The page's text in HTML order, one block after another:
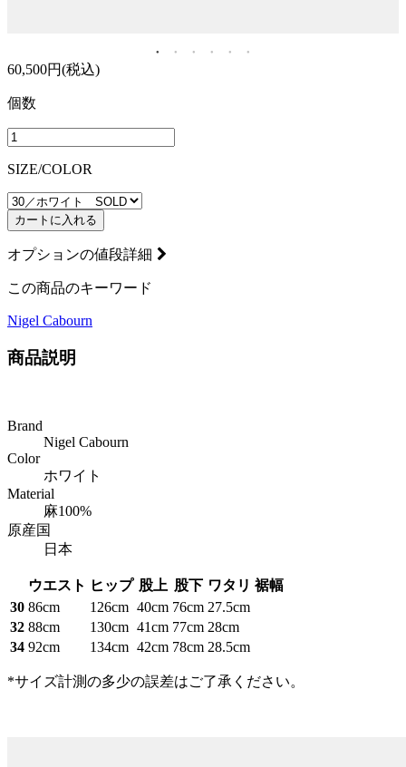
60,500円(税込)
個数
SIZE/COLOR
カートに入れる
オプションの値段詳細
この商品のキーワード
Nigel Cabourn
商品説明
Brand
Nigel Cabourn
Color
ホワイト
Material
麻100%
原産国
日本
ウエスト ヒップ 股上 股下 ワタリ 裾幅
30 86cm 126cm 40cm 76cm 27.5cm
32 88cm 130cm 41cm 77cm 28cm
34 92cm 134cm 42cm 78cm 28.5cm
*サイズ計測の多少の誤差はご了承ください。